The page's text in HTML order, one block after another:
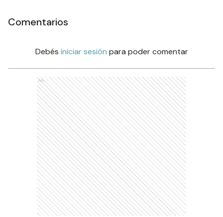
Comentarios
Debés iniciar sesión para poder comentar
Ads